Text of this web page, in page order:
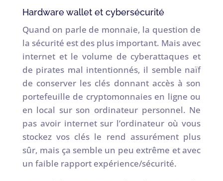
Hardware wallet et cybersécurité
Quand on parle de monnaie, la question de
la sécurité est des plus important. Mais avec
internet et le volume de cyberattaques et
de pirates mal intentionnés, il semble naïf
de conserver les clés donnant accès à son
portefeuille de cryptomonnaies en ligne ou
en local sur son ordinateur personnel. Ne
pas avoir internet sur l’ordinateur où vous
stockez vos clés le rend assurément plus
sûr, mais ça semble un peu extrême et avec
un faible rapport expérience/sécurité.